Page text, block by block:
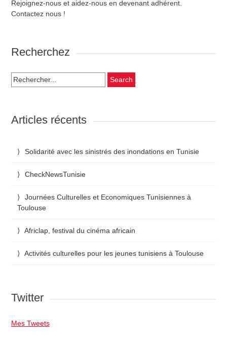
Rejoignez-nous et aidez-nous en devenant adhérent.
Contactez nous !
Recherchez
Search
for:
Articles récents
Solidarité avec les sinistrés des inondations en Tunisie
CheckNewsTunisie
Journées Culturelles et Economiques Tunisiennes à
Toulouse
Africlap, festival du cinéma africain
Activités culturelles pour les jeunes tunisiens à Toulouse
Twitter
Mes Tweets